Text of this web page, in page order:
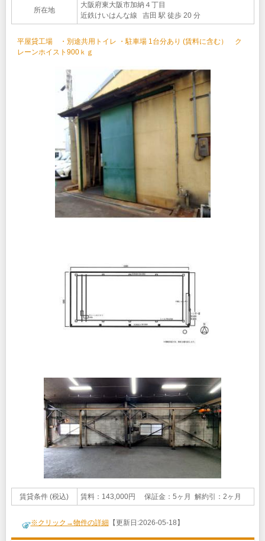
所在地
大阪府東大阪市加納４丁目
近鉄けいはんな線 吉田 駅 徒歩 20 分
平屋貸工場 ・別途共用トイレ ・駐車場 1台分あり (賃料に含む） ク
レーンホイスト900ｋｇ
賃貸条件 (税込) 賃料：143,000円 保証金：5ヶ月 解約引：2ヶ月
※クリック→物件の詳細 【更新日:2026-05-18】